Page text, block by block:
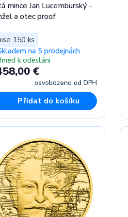
mince Jan Lucemburský -
a otec proof
150 ks
na 5 prodejnách
k odeslání
€
osvobozeno od DPH
Přidat do košíku